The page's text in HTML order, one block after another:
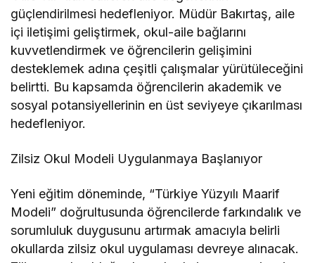
güçlendirilmesi hedefleniyor. Müdür Bakırtaş, aile
içi iletişimi geliştirmek, okul-aile bağlarını
kuvvetlendirmek ve öğrencilerin gelişimini
desteklemek adına çeşitli çalışmalar yürütüleceğini
belirtti. Bu kapsamda öğrencilerin akademik ve
sosyal potansiyellerinin en üst seviyeye çıkarılması
hedefleniyor.
Zilsiz Okul Modeli Uygulanmaya Başlanıyor
Yeni eğitim döneminde, “Türkiye Yüzyılı Maarif
Modeli” doğrultusunda öğrencilerde farkındalık ve
sorumluluk duygusunu artırmak amacıyla belirli
okullarda zilsiz okul uygulaması devreye alınacak.